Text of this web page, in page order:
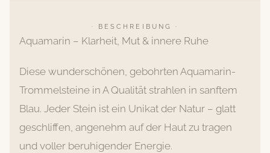
· BESCHREIBUNG ·
Aquamarin – Klarheit, Mut & innere Ruhe
Diese wunderschönen, gebohrten Aquamarin-
Trommelsteine in A Qualität strahlen in sanftem
Blau. Jeder Stein ist ein Unikat der Natur – glatt
geschliffen, angenehm auf der Haut zu tragen
und voller beruhigender Energie.